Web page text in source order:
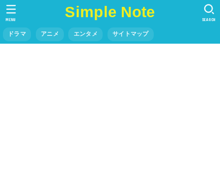
Simple Note
ドラマ アニメ エンタメ サイトマップ
SEARCH
MENU